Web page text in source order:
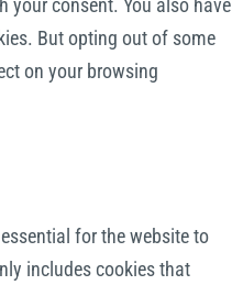
your consent. You also have
But opting out of some
on your browsing
for the website to
includes cookies that